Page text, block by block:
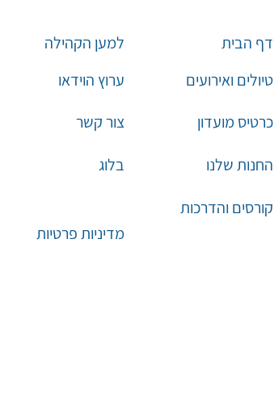
למען הקהילה
ערוץ הוידאו
צור קשר
בלוג
דף הבית
טיולים ואירועים
כרטיס מועדון
החנות שלנו
קורסים והדרכות
מדיניות פרטיות